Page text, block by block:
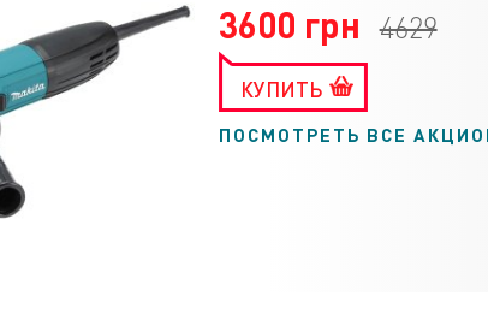
3600 грн 4629
ПОСМОТРЕТЬ ВСЕ